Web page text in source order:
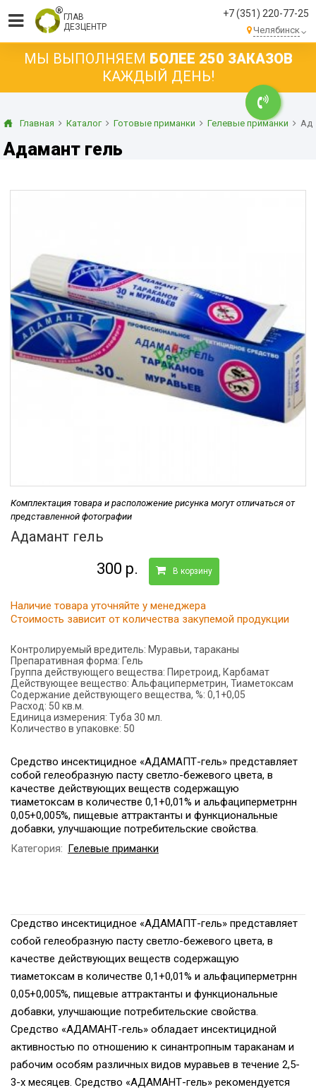
ГЛАВ
ДЕЗЦЕНТР
+7 (351) 220-77-25
Челябинск
МЫ ВЫПОЛНЯЕМ БОЛЕЕ 250 ЗАКАЗОВ
КАЖДЫЙ ДЕНЬ!
Главная Каталог Готовые приманки Гелевые приманки
Адамант гель
Комплектация товара и расположение рисунка могут отличаться от
представленной фотографии
Адамант гель
300 р. В корзину
Наличие товара уточняйте у менеджера
Стоимость зависит от количества закупемой продукции
Контролируемый вредитель: Муравьи, тараканы
Препаративная форма: Гель
Группа действующего вещества: Пиретроид, Карбамат
Действующее вещество: Альфациперметрин, Тиаметоксам
Содержание действующего вещества, %: 0,1+0,05
Расход: 50 кв.м.
Единица измерения: Туба 30 мл.
Количество в упаковке: 50
Средство инсектицидное «АДАМАПТ-гель» представляет
собой гелеобразную пасту светло-бежевого цвета, в
качестве действующих веществ содержащую
тиаметоксам в количестве 0,1+0,01% и альфациперметрнн
0,05+0,005%, пищевые аттрактанты и функциональные
добавки, улучшающие потребительские свойства.
Категория: Гелевые приманки
Средство инсектицидное «АДАМАПТ-гель» представляет
собой гелеобразную пасту светло-бежевого цвета, в
качестве действующих веществ содержащую
тиаметоксам в количестве 0,1+0,01% и альфациперметрнн
0,05+0,005%, пищевые аттрактанты и функциональные
добавки, улучшающие потребительские свойства.
Средство «АДАМАНТ-гель» обладает инсектицидной
активностью по отношению к синантропным тараканам и
рабочим особям различных видов муравьев в течение 2,5-
3-х месяцев. Средство «АДАМАНТ-гель» рекомендуется